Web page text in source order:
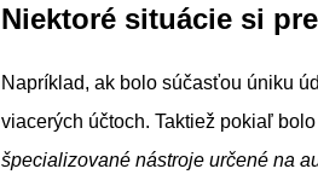
Niektoré situácie si
Napríklad, ak bolo súčasťou úniku
viacerých účtoch. Taktiež pokiaľ
špecializované nástroje určené na